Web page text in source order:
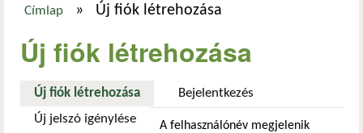
Jelenlegi hely
Címlap » Új fiók létrehozása
Új fiók létrehozása
Új fiók létrehozása (aktív fül)Bejelentkezés
Új jelszó igénylése
A felhasználónév megjelenik